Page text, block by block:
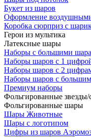
Букет из шаров
Оформление
Коробка сюрприз с
Герои из мультика
Латексные шары
Наборы с большими
Наборы шаров с 1
Наборы шаров с 2
Наборы шаров с
Премиум наборы
Фольгированные звезды/
Фольгированные шары
Шары Животные
Шары с логотипом
Цифры из шаров